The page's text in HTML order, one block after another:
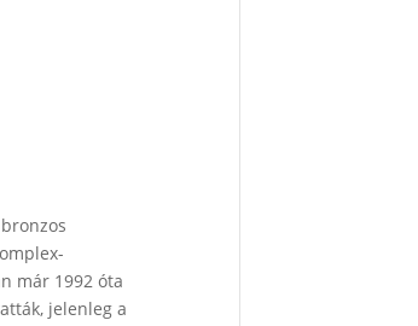
már 1992 óta
jelenleg a